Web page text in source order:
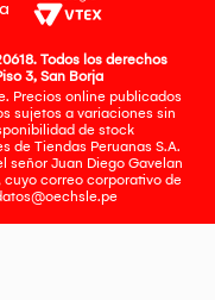
Todos los derechos
3, San Borja
Precios online publicados
sujetos a variaciones sin
de stock
de Tiendas Peruanas S.A.
señor Juan Diego Gavelan
cuyo correo corporativo de